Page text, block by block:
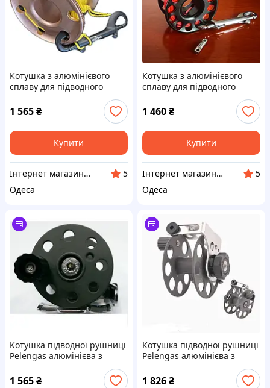
Котушка з алюмінієвого
сплаву для підводного
плавання 15/м з карабіном
1 565₴
Купити
Інтернет магазин «DIVING+»
5
Одеса
Котушка з алюмінієвого
сплаву для підводного
плавання 15 м з карабіном
1 460₴
Купити
Інтернет магазин «DIVING+»
5
Одеса
Котушка підводної рушниці
Pelengas алюмінієва з
неіржавким кронштейном
75 мм
1 565₴
Котушка підводної рушниці
Pelengas алюмінієва з
неіржавким кронштейном
55 мм
1 826₴